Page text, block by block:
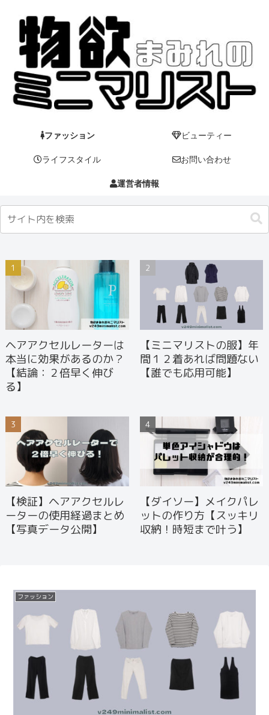
ファッション ビューティー
ライフスタイル お問い合わせ
運営者情報
ヘアアクセルレーターは
本当に効果があるのか？
【結論：２倍早く伸び
る】
【ミニマリストの服】年
間１２着あれば問題ない
【誰でも応用可能】
【検証】ヘアアクセルレ
ーターの使用経過まとめ
【写真データ公開】
【ダイソー】メイクパレ
ットの作り方【スッキリ
収納！時短まで叶う】
ファッション